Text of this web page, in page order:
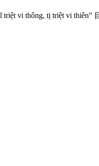
ĩ triệt vi thông, tị triệt vi thiên”